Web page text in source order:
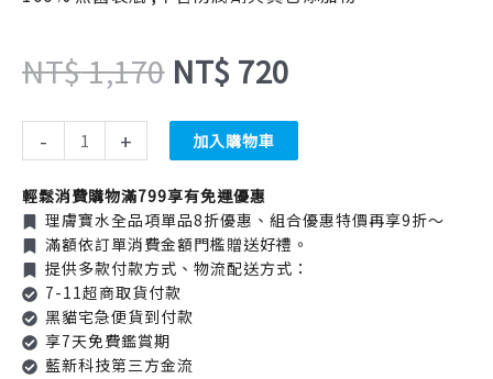
NT$1,170 NT$ 720
- + 加入購物車
輕鬆消費購物滿799享有免運優惠
理膚寶水全品項單品8折優惠、組合優惠特價再享9折～
滿額依訂單消費金額門檻贈送好禮。
提供多款付款方式、物流配送方式：
7-11超商取貨付款
黑貓宅急便貨到付款
享7天免費鑑賞期
藍新科技第三方金流